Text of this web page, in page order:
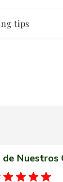
tips
de Nuestros